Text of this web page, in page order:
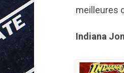
meilleures
Indiana